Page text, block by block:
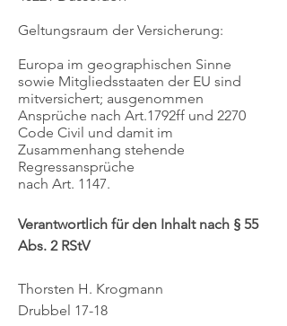
Geltungsraum der Versicherung:
Europa im geographischen Sinne
sowie Mitgliedsstaaten der EU sind
mitversichert; ausgenommen
Ansprüche nach Art.1792ff und 2270
Code Civil und damit im
Zusammenhang stehende
Regressansprüche
nach Art. 1147.
Verantwortlich für den Inhalt nach § 55
Abs. 2 RStV
Thorsten H. Krogmann
Drubbel 17-18